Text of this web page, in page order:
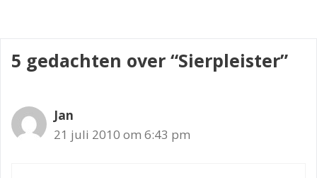
5 gedachten over “Sierpleister”
Jan
21 juli 2010 om 6:43 pm